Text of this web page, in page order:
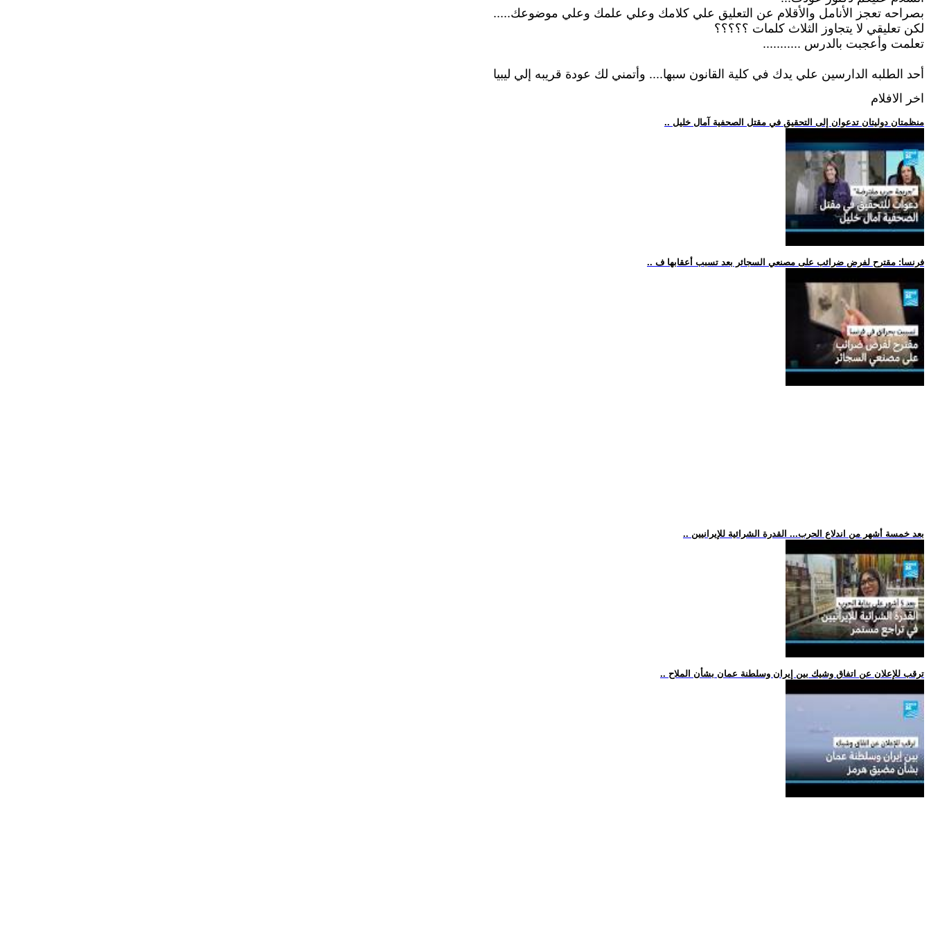
بصراحه تعجز الأنامل والأقلام عن التعليق علي كلامك وعلي علمك وعلي موضوعك.....
لكن تعليقي لا يتجاوز الثلاث كلمات ؟؟؟؟؟
تعلمت وأعجبت بالدرس ...........
أحد الطلبه الدارسين علي يدك في كلية القانون سبها.... وأتمني لك عودة قريبه إلي ليبيا
اخر الافلام
.. منظمتان دوليتان تدعوان إلى التحقيق في مقتل الصحفية آمال خليل
.. فرنسا: مقترح لفرض ضرائب على مصنعي السجائر بعد تسبب أعقابها ف
.. بعد خمسة أشهر من اندلاع الحرب... القدرة الشرائية للإيرانيين
.. ترقب للإعلان عن اتفاق وشيك بين إيران وسلطنة عمان بشأن الملاح